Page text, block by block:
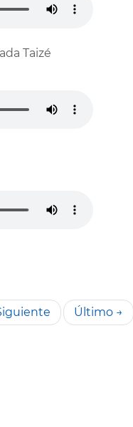
Taizé
Último →